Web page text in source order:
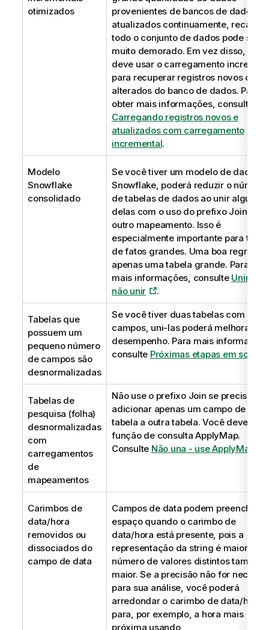
otimizados
provenientes de bancos de dados
atualizados continuamente,
todo o conjunto de dados pode ser
muito demorado. Em vez disso, você
deve usar o carregamento
para recuperar registros novos ou
alterados do banco de dados. Para
obter mais informações, consulte
Carregando registros novos e
atualizados com carregamento
incremental.
Modelo
Snowflake
consolidado
Se você tiver um modelo de dados
Snowflake, poderá reduzir o número
de tabelas de dados ao unir algumas
delas com o uso do prefixo Join
outro mapeamento. Isso é
especialmente importante para
de fatos grandes. Uma boa regra é
apenas uma tabela grande. Para
mais informações, consulte Unir ou
não unir
.
Tabelas que
possuem um
pequeno número
de campos são
desnormalizadas
Se você tiver duas tabelas com
campos, uni-las poderá melhorar o
desempenho. Para mais
consulte Próximas etapas em scripts
Tabelas de
pesquisa (folha)
desnormalizadas
com
carregamentos
de
mapeamentos
Não use o prefixo Join se precisar
adicionar apenas um campo de uma
tabela a outra tabela. Você deve
função de consultaApplyMap.
Consulte Não una - use ApplyMap
Carimbos de
data/hora
removidos ou
dissociados do
campo de data
Campos de data podem preencher
espaço quando o carimbo de
data/hora está presente, pois a
representação da string é maior e o
número de valores distintos também
maior. Se a precisão não for
para sua análise, você poderá
arredondar o carimbo de data/hora
para, por exemplo, a hora mais
próxima usando